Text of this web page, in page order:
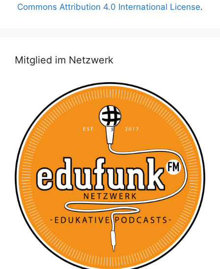
Commons Attribution 4.0 International License.
Mitglied im Netzwerk